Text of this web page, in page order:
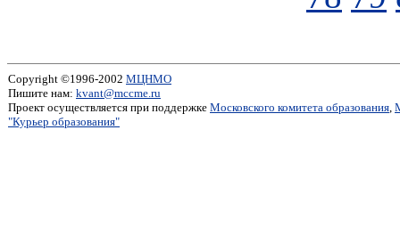
Copyright ©1996-2002 МЦНМО
Пишите нам: kvant@mccme.ru
Проект осуществляется при поддержке Московского комитета образования,
"Курьер образования"